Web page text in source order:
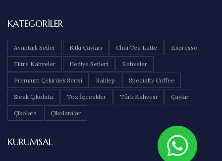
KATEGORILER
Avantajlı Setler Bitki Çayları Chai Tea Latte Espresso
Filtre Kahveler Hediye Setleri Kahveler
Premium Çekirdek Serisi Sahlep Specialty Coffee
Sıcak Çikolata Toz İçecekler Türk Kahvesi Çaylar
Çikolata Çikolatalar
KURUMSAL